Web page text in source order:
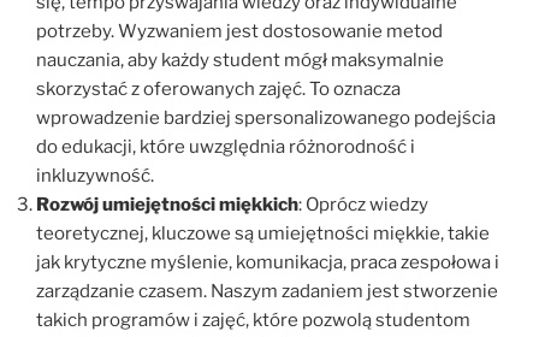
potrzeby. Wyzwaniem jest dostosowanie metod
nauczania, aby każdy student mógł maksymalnie
skorzystać z oferowanych zajęć. To oznacza
wprowadzenie bardziej spersonalizowanego podejścia
do edukacji, które uwzględnia różnorodność i
inkluzywność.
Rozwój umiejętności miękkich: Oprócz wiedzy
teoretycznej, kluczowe są umiejętności miękkie, takie
jak krytyczne myślenie, komunikacja, praca zespołowa i
zarządzanie czasem. Naszym zadaniem jest stworzenie
takich programów i zajęć, które pozwolą studentom